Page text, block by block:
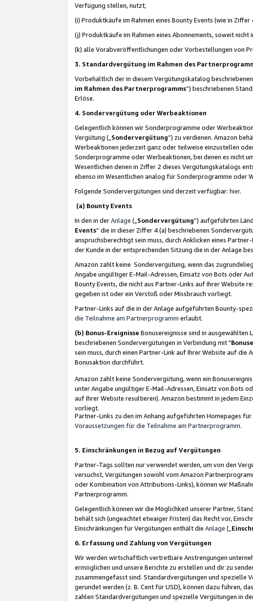
Verfügung stellen, nutzt;
(i) Produktkäufe im Rahmen eines Bounty Events (wie in
(j) Produktkäufe im Rahmen eines Abonnements, soweit
(k) alle Vorabveröffentlichungen oder Vorbestellungen von
3. Standardvergütung im Rahmen des
Vorbehaltlich der in diesem Vergütungskatalog
im Rahmen des Partnerprogramms“) beschriebenen
Erlöse.
4. Sondervergütung oder Werbeaktionen
Gelegentlich können wir Sonderprogramme oder
Vergütung („ Sondervergütung”) zu verdienen. Amazon
Werbeaktionen jederzeit ganz oder teilweise einzustellen
Sonderprogramme oder Werbeaktionen, bei denen es nicht
Wesentlichen denen in Ziffer 2 dieses Vergütungskatalogs
ebenso im Wesentlichen analog für Sonderprogramme oder
Folgende Sondervergütungen sind derzeit verfügbar: hier.
(a) Bounty Events
In den in derAnlage („ Sondervergütung“) aufgeführten
Events“ die in dieser Ziffer 4 (a) beschriebenen
anspruchsberechtigt sein muss, durch Anklicken eines
der Kunde in der entsprechenden Sitzung die in der Anlage
Amazon zahlt keine Sondervergütung, wenn das
Angabe ungültiger E-Mail-Adressen, Einsatz von Bots oder
Bounty Events, die nicht aus Partner-Links auf Ihrer Website
gegeben ist oder ein Verstoß oder Missbrauch vorliegt.
Partner-Links auf die in der Anlage aufgeführten Bounty-
die Teilnahme am Partnerprogramm erlaubt.
(b) Bonus-Ereignisse Bonusereignisse sind in ausgewählten
beschriebenen Sondervergütungen in Verbindung mit "
sein muss, durch einen Partner-Link auf Ihrer Website auf die
Bonusaktion durchführt.
Amazon zahlt keine Sondervergütung, wenn ein
unter Angabe ungültiger E-Mail-Adressen, Einsatz von Bots
auf Ihrer Website resultieren). Amazon bestimmt in jedem
vorliegt.
Partner-Links zu den im Anhang aufgeführten Homepages
Voraussetzungen für die Teilnahme am Partnerprogramm.
5. Einschränkungen in Bezug auf Vergütungen
Partner-Tags sollten nur verwendet werden, um von den
versuchst, Vergütungen sowohl vom Amazon
oder Kombination von Attributions-Links), können wir
Partnerprogramm.
Gelegentlich können wir die Möglichkeit unserer Partner,
behält sich (ungeachtet etwaiger Fristen) das Recht vor,
Einschränkungen für Vergütungen enthält die Anlage („
6. Erfassung und Zahlung von Vergütungen
Wir werden wirtschaftlich vertretbare Anstrengungen
ermöglichen und unsere Berichte zu erstellen und dir zu
zusammengefasst sind. Standardvergütungen und spezielle
gerundet werden (z. B. Cent für USD), können dazu führen,
zahlen Standardvergütungen und spezielle Vergütungen in